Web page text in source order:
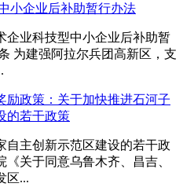
小企业后补助暂行办法
企业科技型中小企业后补助暂
为建强阿拉尔兵团高新区，支
励政策：关于加快推进石河子
的若干政策
自主创新示范区建设的若干政
关于同意乌鲁木齐、昌吉、
区...